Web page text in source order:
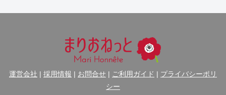
運営会社 | 採用情報 | お問合せ | ご利用ガイド | プライバシーポリ
シー